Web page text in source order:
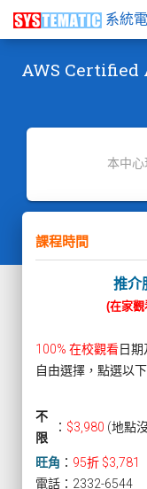
系統
AWS Certified
本中
課程時間
推介
(在家
100% 在校觀看日期
自由選擇，點選以
不
限
： $3,980 (地點
旺角 ： 95折 $3,781
電話：2332-6544